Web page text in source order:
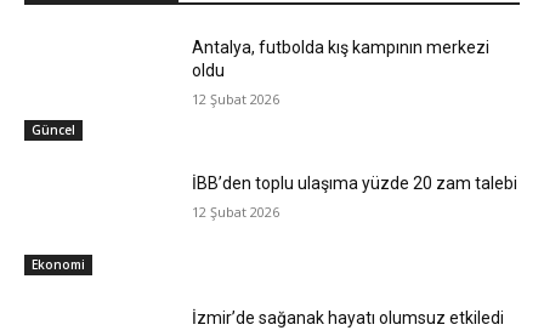
Güncel
Antalya, futbolda kış kampının merkezi
oldu
12 Şubat 2026
Ekonomi
İBB’den toplu ulaşıma yüzde 20 zam talebi
12 Şubat 2026
İzmir’de sağanak hayatı olumsuz etkiledi